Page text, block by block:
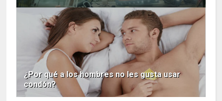
¿Por qué a los hombres no les gusta usar
condón?